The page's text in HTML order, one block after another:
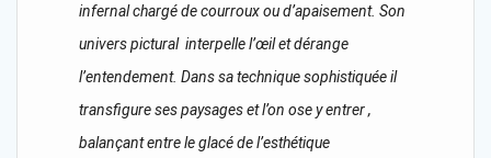
infernal chargé de courroux ou d’apaisement. Son
univers pictural interpelle l’œil et dérange
l’entendement. Dans sa technique sophistiquée il
transfigure ses paysages et l’on ose y entrer ,
balançant entre le glacé de l’esthétique